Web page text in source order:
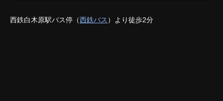
西鉄白木原駅バス停（西鉄バス ）より徒歩2分